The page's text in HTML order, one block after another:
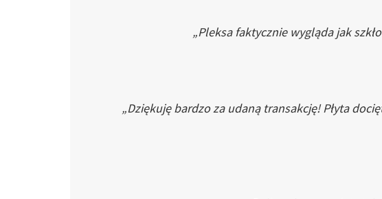
„Pleksa faktycznie wygląda jak
„Dziękuję bardzo za udaną transakcję! Płyta